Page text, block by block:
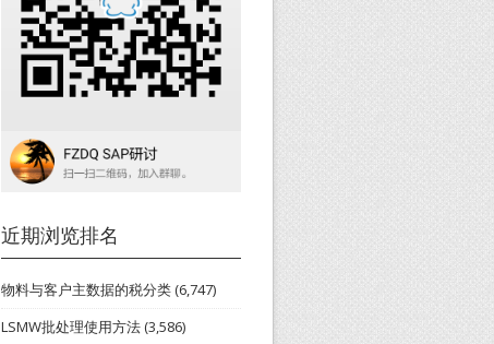
近期浏览排名
物料与客户主数据的税分类(6,747)
LSMW批处理使用方法(3,586)